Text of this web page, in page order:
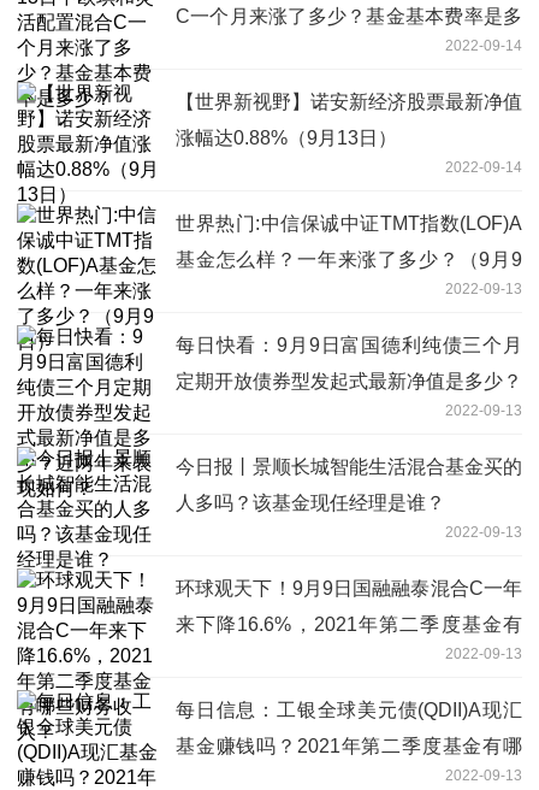
C一个月来涨了多少？基金基本费率是多
2022-09-14
【世界新视野】诺安新经济股票最新净值
涨幅达0.88%（9月13日）
2022-09-14
世界热门:中信保诚中证TMT指数(LOF)A
基金怎么样？一年来涨了多少？（9月9
2022-09-13
每日快看：9月9日富国德利纯债三个月
定期开放债券型发起式最新净值是多少？
2022-09-13
今日报丨景顺长城智能生活混合基金买的
人多吗？该基金现任经理是谁？
2022-09-13
环球观天下！9月9日国融融泰混合C一年
来下降16.6%，2021年第二季度基金有
2022-09-13
每日信息：工银全球美元债(QDII)A现汇
基金赚钱吗？2021年第二季度基金有哪
2022-09-13